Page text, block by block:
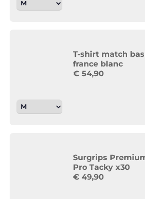
T-shirt match
france blanc
€ 54,90
Surgrips
Pro Tacky x30
€ 49,90